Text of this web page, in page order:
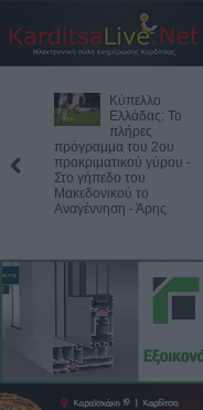
Κύπελλο
Ελλάδας: Το
πλήρες
πρόγραμμα του 2ου
προκριματικού γύρου -
Στο γήπεδο του
Μακεδονικού το
Αναγέννηση - Άρης